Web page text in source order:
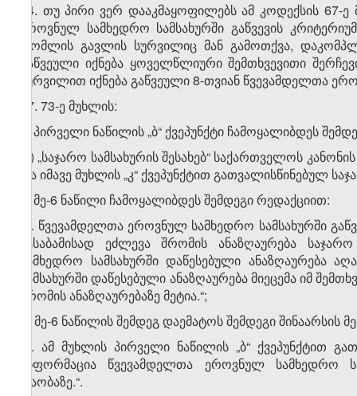
14. თუ პირი ვერ დააკმაყოფილებს ამ კოდექსის
ეროვნულ სამხედრო სამსახურში გაწვევის
რომლის გავლის სურვილიც მან გამოთქვა,
გაწვეული იქნება ყოველწლიური შემთხვევითი
სურვილით იქნება გაწვეული 8-თვიან წვევამდელთა
27. 73-ე მუხლის:
ა) პირველი ნაწილის „ბ“ ქვეპუნქტი ჩამოყალიბდეს
„ბ) „საჯარო სამსახურის შესახებ“ საქართველოს
და იმავე მუხლის „კ“ ქვეპუნქტით გათვალისწინებულ
ბ) მე-6 ნაწილი ჩამოყალიბდეს შემდეგი რედაქციით:
„6. წვევამდელთა ეროვნულ სამხედრო სამსახურში
შესაბამისად ეძლევა შრომის ანაზღაურება
სამხედრო სამსახურში დაწესებული ანაზღაურება
სამსახურში დაწესებული ანაზღაურება მიეცემა იმ
შრომის ანაზღაურებაზე მეტია.“;
გ) მე-6 ნაწილის შემდეგ დაემატოს შემდეგი შინაარსის
„7. ამ მუხლის პირველი ნაწილის „ბ“ ქვეპუნქტით
ინფორმაცია წვევამდელთა ეროვნულ სამხედრო
თაობაზე.“.